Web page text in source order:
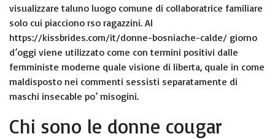
visualizzare taluno luogo comune di collaboratrice familiare
solo cui piacciono rso ragazzini. Al
https://kissbrides.com/it/donne-bosniache-calde/ giorno
d’oggi viene utilizzato come con termini positivi dalle
femministe moderne quale visione di liberta, quale in come
maldisposto nei commenti sessisti separatamente di
maschi insecable po’ misogini.
Chi sono le donne cougar